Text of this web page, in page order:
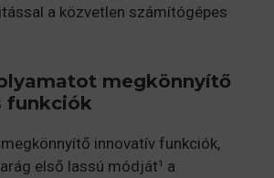
a közvetlen számítógépes
megkönnyítő
funkciók
innovatív funkciók,
első lassú módját¹ a